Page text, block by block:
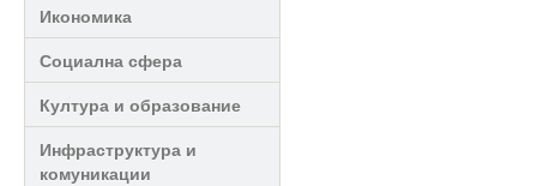
Икономика
Социална сфера
Култура и образование
Инфраструктура и
комуникации